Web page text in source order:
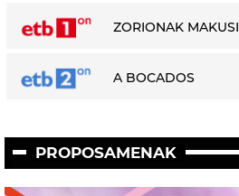
ZORIONAK MAKUSI
A BOCADOS
PROPOSAMENAK